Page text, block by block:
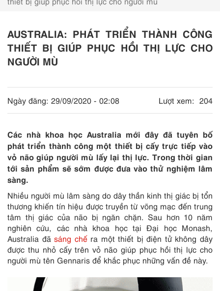
AUSTRALIA: PHÁT TRIỂN THÀNH CÔNG
THIẾT BỊ GIÚP PHỤC HỒI THỊ LỰC CHO
NGƯỜI MÙ
Ngày đăng: 29/09/2020 - 02:08 Lượt xem: 204
Các nhà khoa học Australia mới đây đã tuyên bố
phát triển thành công một thiết bị cấy trực tiếp vào
vỏ não giúp người mù lấy lại thị lực. Trong thời gian
tới sản phẩm sẽ sớm được đưa vào thử nghiệm lâm
sàng.
Nhiều người mù lâm sàng do dây thần kinh thị giác bị tổn
thương khiến tín hiệu được truyền từ võng mạc đến trung
tâm thị giác của não bị ngăn chặn. Sau hơn 10 năm
nghiên cứu, các nhà khoa học tại Đại học Monash,
Australia đãsáng chếra một thiết bị điện tử không dây
được thu nhỏ cấy trên vỏ não giúp phục hồi thị lực cho
người mù tên Gennaris để khắc phục những vấn đề này.